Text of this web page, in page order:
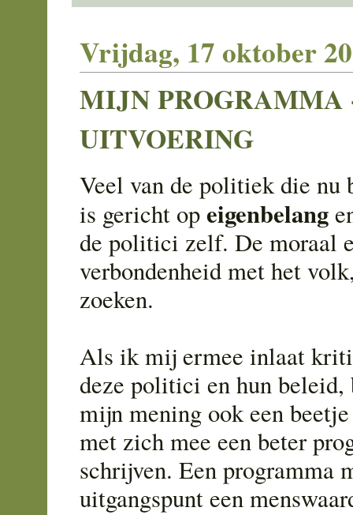
Vrijdag, 17 oktober
MIJN PROGRAMMA
UITVOERING
Veel van de politiek die nu
is gericht opeigenbelang
de politici zelf. De moraal
verbondenheid met het
zoeken.
Als ik mij ermee inlaat
deze politici en hun beleid,
mijn mening ook een
met zich mee een beter
schrijven. Een programma
uitgangspunt een